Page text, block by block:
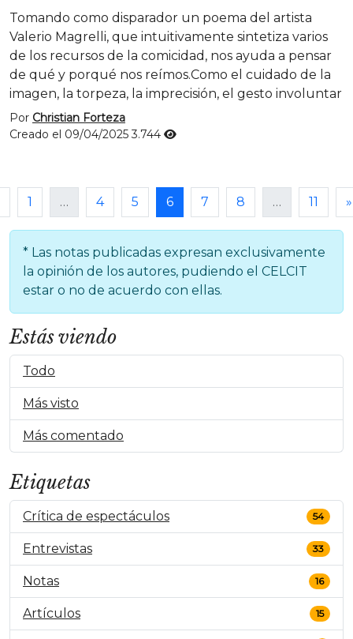
Tomando como disparador un poema del artista
Valerio Magrelli, que intuitivamente sintetiza varios
de los recursos de la comicidad, nos ayuda a pensar
de qué y porqué nos reímos.Como el cuidado de la
imagen, la torpeza, la imprecisión, el gesto involuntar
Por Christian Forteza
Creado el 09/04/20253.744
1 … 4 5 6 7 8 … 11 »
* Las notas publicadas expresan exclusivamente
la opinión de los autores, pudiendo el CELCIT
estar o no de acuerdo con ellas.
Estás viendo
Todo
Más visto
Más comentado
Etiquetas
Crítica de espectáculos 54
Entrevistas 33
Notas 16
Artículos 15